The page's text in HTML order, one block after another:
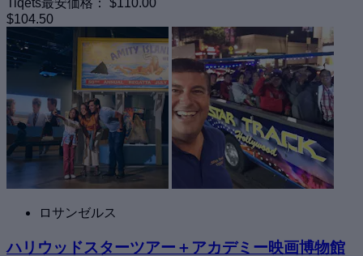
Tiqets最安価格：
$110.00
$104.50
ロサンゼルス
ハリウッドスターツアー＋アカデミー映画博物館